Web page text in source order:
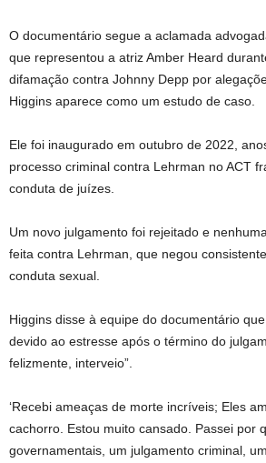
O documentário segue a aclamada
que representou a atriz Amber Heard
difamação contra Johnny Depp por
Higgins aparece como um estudo de caso.
Ele foi inaugurado em outubro de 2022,
processo criminal contra Lehrman no ACT
conduta de juízes.
Um novo julgamento foi rejeitado e
feita contra Lehrman, que negou
conduta sexual.
Higgins disse à equipe do documentário
devido ao estresse após o término do
felizmente, interveio”.
‘Recebi ameaças de morte incríveis; Eles
cachorro. Estou muito cansado. Passei por
governamentais, um julgamento criminal,